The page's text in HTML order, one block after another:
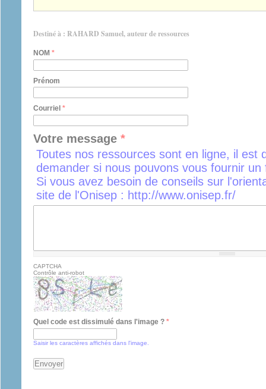
Destiné à : RAHARD Samuel, auteur de ressources
NOM *
Prénom
Courriel *
Votre message *
Toutes nos ressources sont en ligne, il est
demander si nous pouvons vous fournir
Si vous avez besoin de conseils sur
site de l'Onisep : http://www.onisep.fr/
CAPTCHA
Contrôle anti-robot
Quel code est dissimulé dans l'image ? *
Saisir les caractères affichés dans l'image.